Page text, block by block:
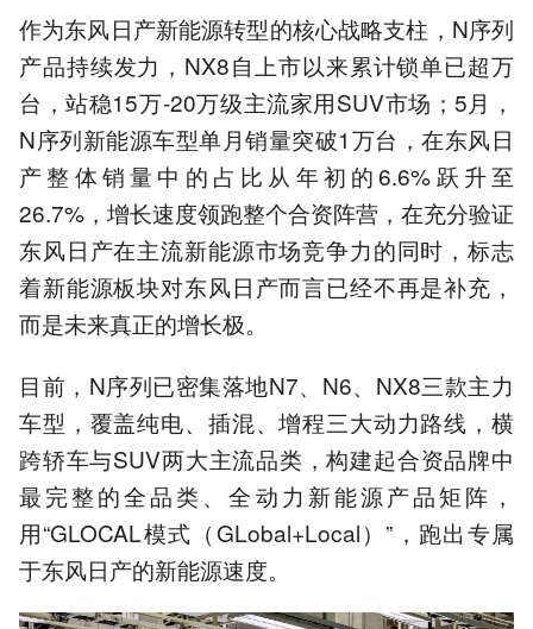
作为东风日产新能源转型的核心战略支柱，N序列
产品持续发力，NX8自上市以来累计锁单已超万
台，站稳15万-20万级主流家用SUV市场；5月，
N序列新能源车型单月销量突破1万台，在东风日
产整体销量中的占比从年初的6.6%跃升至
26.7%，增长速度领跑整个合资阵营，在充分验证
东风日产在主流新能源市场竞争力的同时，标志
着新能源板块对东风日产而言已经不再是补充，
而是未来真正的增长极。
目前，N序列已密集落地N7、N6、NX8三款主力
车型，覆盖纯电、插混、增程三大动力路线，横
跨轿车与SUV两大主流品类，构建起合资品牌中
最完整的全品类、全动力新能源产品矩阵，
用“GLOCAL模式（GLobal+Local）”，跑出专属
于东风日产的新能源速度。